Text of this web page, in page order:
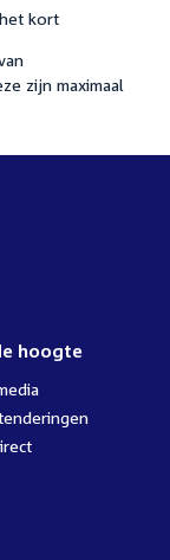
kort
zijn maximaal
hoogte